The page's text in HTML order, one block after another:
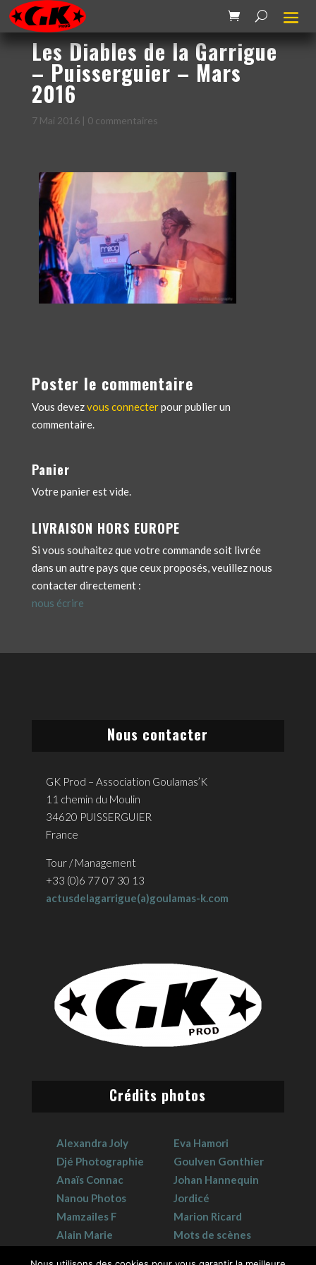
Les Diables de la Garrigue
– Puisserguier – Mars
2016
7 Mai 2016| 0 commentaires
Poster le commentaire
Vous devezvous connecterpour publier un
commentaire.
Panier
Votre panier est vide.
LIVRAISON HORS EUROPE
Si vous souhaitez que votre commande soit livrée
dans un autre pays que ceux proposés, veuillez nous
contacter directement :
nous écrire
Nous contacter
GK Prod – Association Goulamas’K
11 chemin du Moulin
34620 PUISSERGUIER
France
Tour / Management
+33 (0)6 77 07 30 13
actusdelagarrigue(a)goulamas-k.com
Crédits photos
Alexandra Joly
Djé Photographie
Anaïs Connac
Nanou Photos
Mamzailes F
Alain Marie
Eva Hamori
Goulven Gonthier
Johan Hannequin
Jordicé
Marion Ricard
Mots de scènes